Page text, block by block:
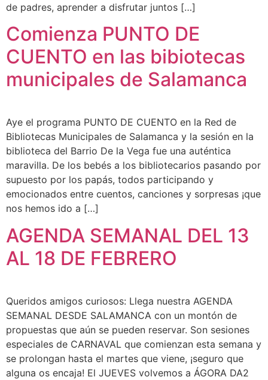
de padres, aprender a disfrutar juntos […]
Comienza PUNTO DE
CUENTO en las bibiotecas
municipales de Salamanca
Aye el programa PUNTO DE CUENTO en la Red de
Bibliotecas Municipales de Salamanca y la sesión en la
biblioteca del Barrio De la Vega fue una auténtica
maravilla. De los bebés a los bibliotecarios pasando por
supuesto por los papás, todos participando y
emocionados entre cuentos, canciones y sorpresas ¡que
nos hemos ido a […]
AGENDA SEMANAL DEL 13
AL 18 DE FEBRERO
Queridos amigos curiosos: Llega nuestra AGENDA
SEMANAL DESDE SALAMANCA con un montón de
propuestas que aún se pueden reservar. Son sesiones
especiales de CARNAVAL que comienzan esta semana y
se prolongan hasta el martes que viene, ¡seguro que
alguna os encaja! El JUEVES volvemos a ÁGORA DA2